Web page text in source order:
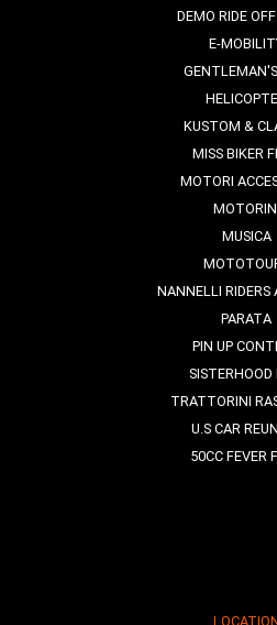
DEMO RIDE
E-
KUSTOM &
MISS BIKER
MOTORI
MUSICA
NANNELLI RIDERS
PARATA
PIN UP
SISTERHOOD
TRATTORINI
U.S CAR
50CC FEVER